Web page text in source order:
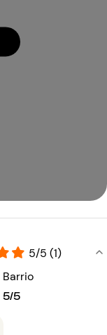
5/5 (1)
Barrio
5/5